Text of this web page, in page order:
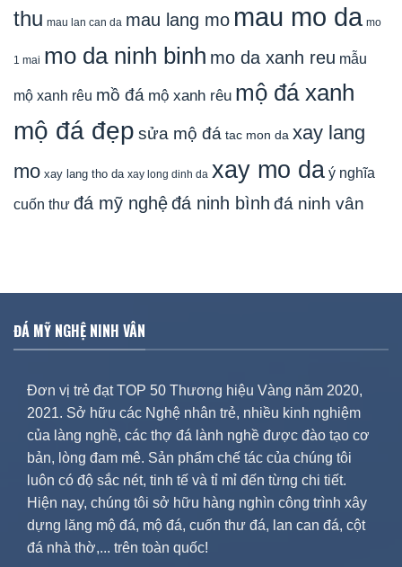
thu mau lan can da mau lang mo mau mo da mo
1 mai mo da ninh binh mo da xanh reu mẫu
mộ xanh rêu mồ đá mộ xanh rêu mộ đá xanh
mộ đá đẹp sửa mộ đá tac mon da xay lang
mo xay lang tho da xay long dinh da xay mo da ý nghĩa
cuốn thư đá mỹ nghệđá ninh bình đá ninh vân
ĐÁ MỸ NGHỆ NINH VÂN
Đơn vị trẻ đạt TOP 50 Thương hiệu Vàng năm 2020,
2021. Sở hữu các Nghệ nhân trẻ, nhiều kinh nghiệm
của làng nghề, các thợ đá lành nghề được đào tạo cơ
bản, lòng đam mê. Sản phẩm chế tác của chúng tôi
luôn có độ sắc nét, tinh tế và tỉ mỉ đến từng chi tiết.
Hiện nay, chúng tôi sở hữu hàng nghìn công trình xây
dựng lăng mộ đá, mộ đá, cuốn thư đá, lan can đá, cột
đá nhà thờ,... trên toàn quốc!